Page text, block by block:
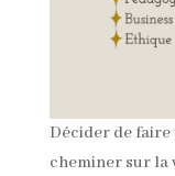
Décider de faire
cheminer sur la